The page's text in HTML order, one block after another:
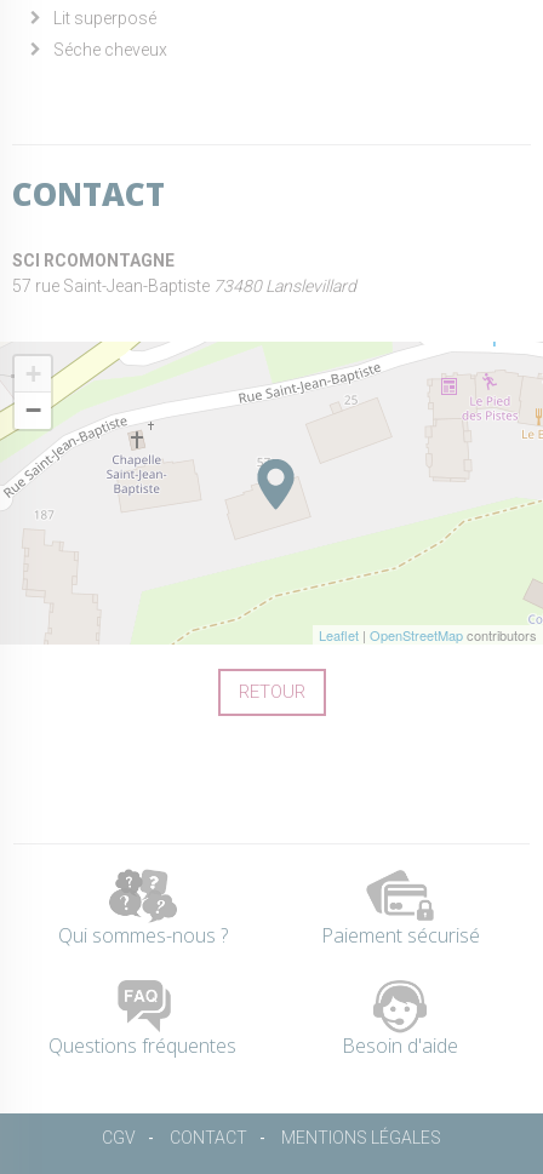
Lit superposé
Séche cheveux
CONTACT
SCI RCOMONTAGNE
57 rue Saint-Jean-Baptiste 73480 Lanslevillard
+
−
Leaflet | OpenStreetMapcontributors
RETOUR
Qui sommes-nous ? Paiement sécurisé
Questions fréquentes Besoin d'aide
CGV CONTACT MENTIONS LÉGALES